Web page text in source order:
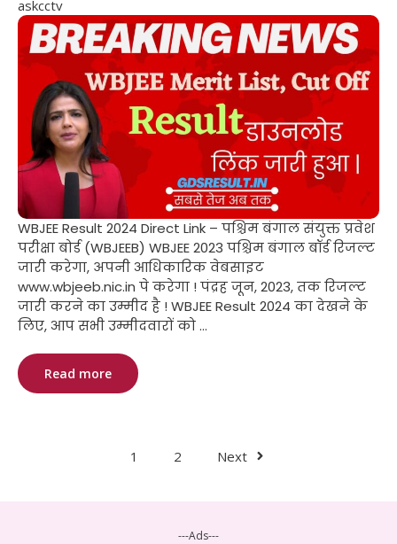
askcctv
WBJEE Result 2024 Direct Link – पश्चिम बंगाल संयुक्त प्रवेश
परीक्षा बोर्ड (WBJEEB) WBJEE 2023 पश्चिम बंगाल बॉर्ड रिजल्ट
जारी करेगा, अपनी आधिकारिक वेबसाइट
www.wbjeeb.nic.in पे करेगा ! पंद्रह जून, 2023, तक रिजल्ट
जारी करने का उम्मीद है ! WBJEE Result 2024 का देखने के
लिए, आप सभी उम्मीदवारों को ...
Read more
1 2 Next
---Ads---